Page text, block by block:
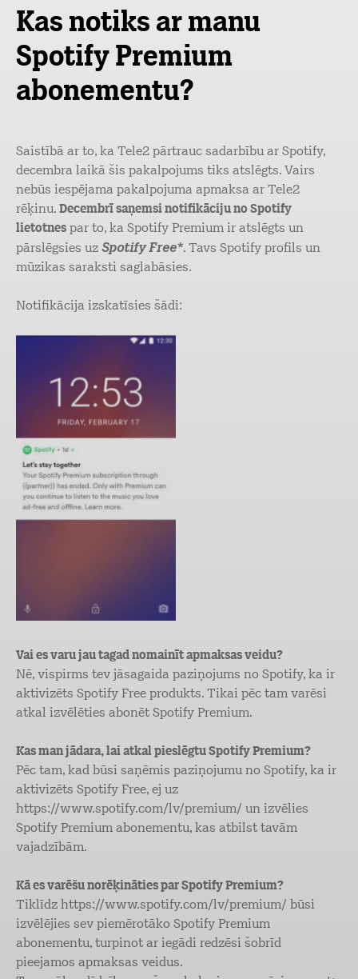
Kas notiks ar manu
Spotify Premium
abonementu?
Saistībā ar to, ka Tele2 pārtrauc sadarbību ar Spotify,
decembra laikā šis pakalpojums tiks atslēgts. Vairs
nebūs iespējama pakalpojuma apmaksa ar Tele2
rēķinu. Decembrī saņemsi notifikāciju no Spotify
lietotnes par to, ka Spotify Premium ir atslēgts un
pārslēgsies uz Spotify Free*. Tavs Spotify profils un
mūzikas saraksti saglabāsies.
Notifikācija izskatīsies šādi:
Vai es varu jau tagad nomainīt apmaksas veidu?
Nē, vispirms tev jāsagaida paziņojums no Spotify, ka ir
aktivizēts Spotify Free produkts. Tikai pēc tam varēsi
atkal izvēlēties abonēt Spotify Premium.
Kas man jādara, lai atkal pieslēgtu Spotify Premium?
Pēc tam, kad būsi saņēmis paziņojumu no Spotify, ka ir
aktivizēts Spotify Free, ej uz
https://www.spotify.com/lv/premium/ un izvēlies
Spotify Premium abonementu, kas atbilst tavām
vajadzībām.
Kā es varēšu norēķināties par Spotify Premium?
Tiklīdz https://www.spotify.com/lv/premium/ būsi
izvēlējies sev piemērotāko Spotify Premium
abonementu, turpinot ar iegādi redzēsi šobrīd
pieejamos apmaksas veidus.